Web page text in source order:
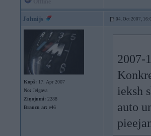
Johnijs 04. Oct 2007,
Kopš: 17. Apr 2007
No: Jelgava
Ziņojumi: 2288
Braucu ar: e46
2007-
ieksh
auto